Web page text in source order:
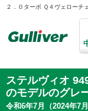
２．０ターボ Ｑ４ヴェロー
ステルヴィオ
のモデルのグレ
令和6年7月（2024年7